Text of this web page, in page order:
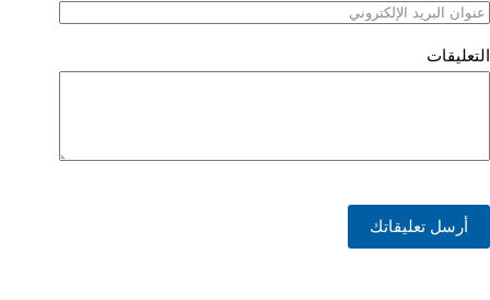
التعليقات
أرسل تعليقاتك